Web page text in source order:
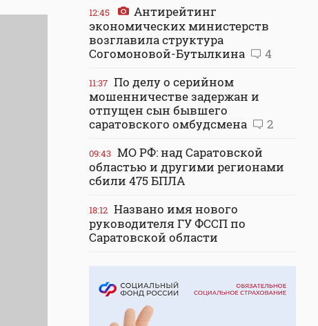
12:45
Антирейтинг
экономических министерств
возглавила структура
Согомоновой-Бутылкина
4
11:37 По делу о серийном
мошенничестве задержан и
отпущен сын бывшего
саратовского омбудсмена
2
09:43 МО РФ: над Саратовской
областью и другими регионами
сбили 475 БПЛА
18:12 Названо имя нового
руководителя ГУ ФССП по
Саратовской области